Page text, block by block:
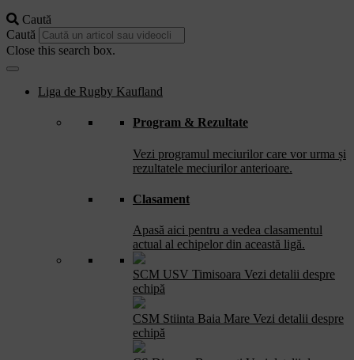
Caută
Caută
Close this search box.
Liga de Rugby Kaufland
Program & Rezultate
Vezi programul meciurilor care vor urma și
rezultatele meciurilor anterioare.
Clasament
Apasă aici pentru a vedea clasamentul
actual al echipelor din această ligă.
SCM USV Timisoara Vezi detalii despre
echipă
CSM Stiinta Baia Mare Vezi detalii despre
echipă